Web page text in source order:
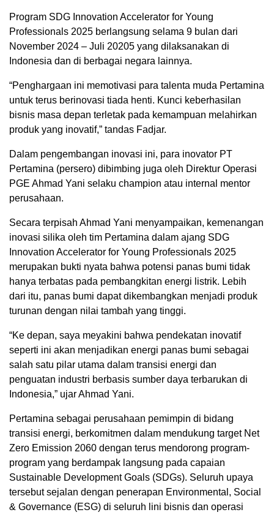
Program SDG Innovation Accelerator for Young
Professionals 2025 berlangsung selama 9 bulan dari
November 2024 – Juli 20205 yang dilaksanakan di
Indonesia dan di berbagai negara lainnya.
“Penghargaan ini memotivasi para talenta muda Pertamina
untuk terus berinovasi tiada henti. Kunci keberhasilan
bisnis masa depan terletak pada kemampuan melahirkan
produk yang inovatif,” tandas Fadjar.
Dalam pengembangan inovasi ini, para inovator PT
Pertamina (persero) dibimbing juga oleh Direktur Operasi
PGE Ahmad Yani selaku champion atau internal mentor
perusahaan.
Secara terpisah Ahmad Yani menyampaikan, kemenangan
inovasi silika oleh tim Pertamina dalam ajang SDG
Innovation Accelerator for Young Professionals 2025
merupakan bukti nyata bahwa potensi panas bumi tidak
hanya terbatas pada pembangkitan energi listrik. Lebih
dari itu, panas bumi dapat dikembangkan menjadi produk
turunan dengan nilai tambah yang tinggi.
“Ke depan, saya meyakini bahwa pendekatan inovatif
seperti ini akan menjadikan energi panas bumi sebagai
salah satu pilar utama dalam transisi energi dan
penguatan industri berbasis sumber daya terbarukan di
Indonesia,” ujar Ahmad Yani.
Pertamina sebagai perusahaan pemimpin di bidang
transisi energi, berkomitmen dalam mendukung target Net
Zero Emission 2060 dengan terus mendorong program-
program yang berdampak langsung pada capaian
Sustainable Development Goals (SDGs). Seluruh upaya
tersebut sejalan dengan penerapan Environmental, Social
& Governance (ESG) di seluruh lini bisnis dan operasi